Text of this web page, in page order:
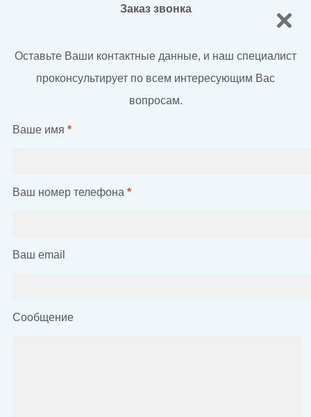
Заказ звонка
Оставьте Ваши контактные данные, и наш специалист
проконсультирует по всем интересующим Вас
вопросам.
Ваше имя *
Ваш номер телефона *
Ваш email
Сообщение